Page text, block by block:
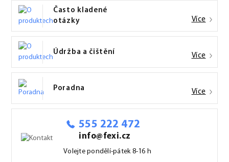
Často kladené
otázky
Více
Údržba a čištění Více
Poradna Více
555 222 472
info@fexi.cz
Volejte pondělí-pátek 8-16 h